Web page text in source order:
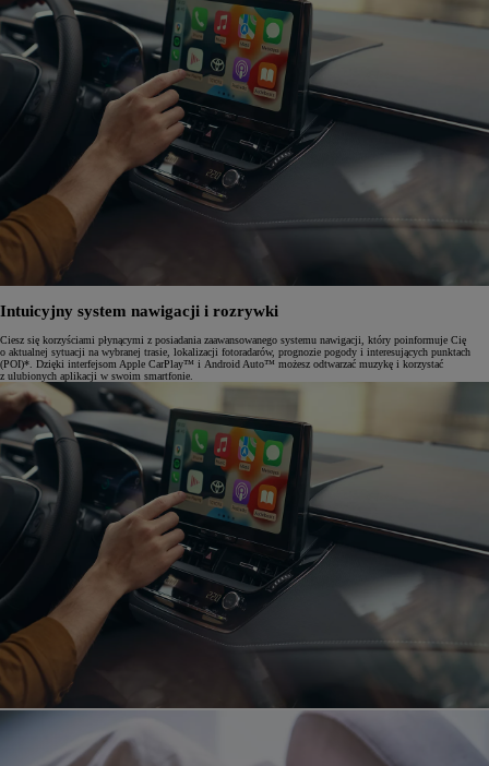
Intuicyjny system nawigacji i rozrywki
Ciesz się korzyściami płynącymi z posiadania zaawansowanego systemu nawigacji, który poinformuje Cię
o aktualnej sytuacji na wybranej trasie, lokalizacji fotoradarów, prognozie pogody i interesujących punktach
(POI)*. Dzięki interfejsom Apple CarPlay™ i Android Auto™ możesz odtwarzać muzykę i korzystać
z ulubionych aplikacji w swoim smartfonie.